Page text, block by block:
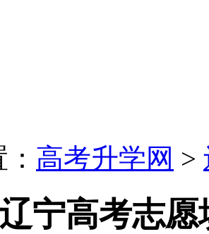
高考升学网 >
宁高考志